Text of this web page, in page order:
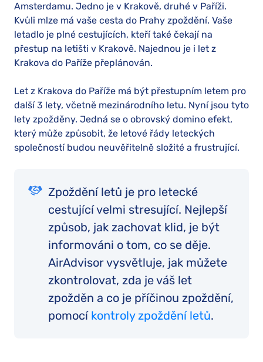
Amsterdamu. Jedno je v Krakově, druhé v Paříži.
Kvůli mlze má vaše cesta do Prahy zpoždění. Vaše
letadlo je plné cestujících, kteří také čekají na
přestup na letišti v Krakově. Najednou je i let z
Krakova do Paříže přeplánován.
Let z Krakova do Paříže má být přestupním letem pro
další 3 lety, včetně mezinárodního letu. Nyní jsou tyto
lety zpožděny. Jedná se o obrovský domino efekt,
který může způsobit, že letové řády leteckých
společností budou neuvěřitelně složité a frustrující.
Zpoždění letů je pro letecké
cestující velmi stresující. Nejlepší
způsob, jak zachovat klid, je být
informováni o tom, co se děje.
AirAdvisor vysvětluje, jak můžete
zkontrolovat, zda je váš let
zpožděn a co je příčinou zpoždění,
pomocí kontroly zpoždění letů.